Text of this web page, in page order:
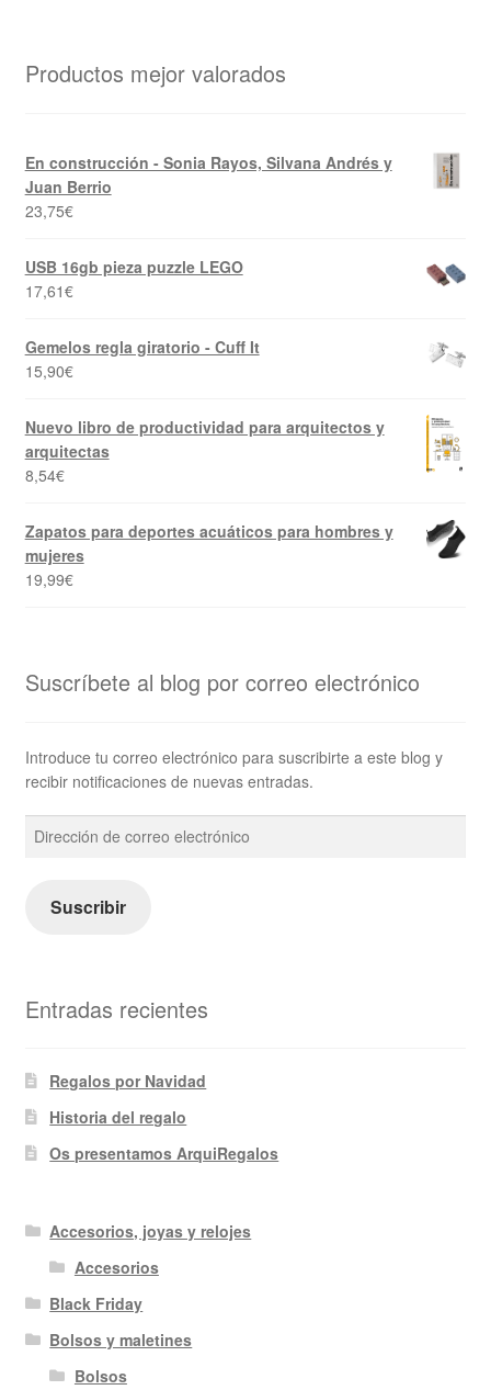
Productos mejor valorados
En construcción - Sonia Rayos, Silvana Andrés y
Juan Berrio
23,75€
USB 16gb pieza puzzle LEGO
17,61€
Gemelos regla giratorio - Cuff It
15,90€
Nuevo libro de productividad para arquitectos y
arquitectas
8,54€
Zapatos para deportes acuáticos para hombres y
mujeres
19,99€
Suscríbete al blog por correo electrónico
Introduce tu correo electrónico para suscribirte a este blog y
recibir notificaciones de nuevas entradas.
Dirección
de
electrónico
Suscribir
Entradas recientes
Regalos por Navidad
Historia del regalo
Os presentamos ArquiRegalos
Accesorios, joyas y relojes
Accesorios
Black Friday
Bolsos y maletines
Bolsos